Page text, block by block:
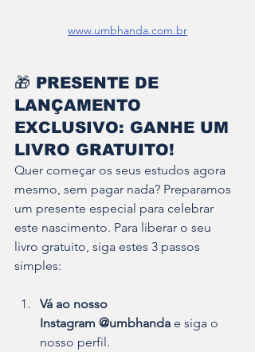
www.umbhanda.com.br
🎁 PRESENTE DE
LANÇAMENTO
EXCLUSIVO: GANHE UM
LIVRO GRATUITO!
Quer começar os seus estudos agora
mesmo, sem pagar nada? Preparamos
um presente especial para celebrar
este nascimento. Para liberar o seu
livro gratuito, siga estes 3 passos
simples:
Vá ao nosso
Instagram @umbhanda e siga o
nosso perfil.